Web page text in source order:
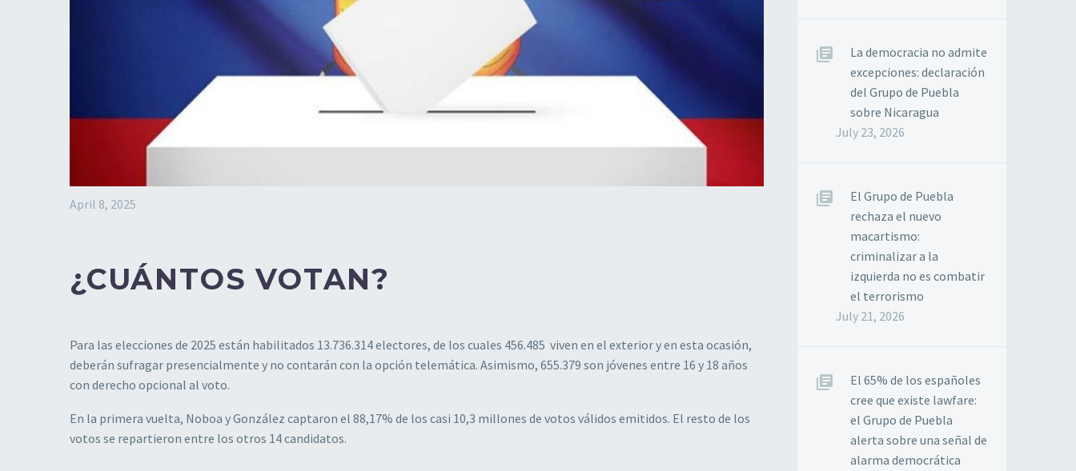
April 8, 2025
¿CUÁNTOS VOTAN?
Para las elecciones de 2025 están habilitados 13.736.314 electores, de los cuales 456.485 viven en el exterior y en esta ocasión,
deberán sufragar presencialmente y no contarán con la opción telemática. Asimismo, 655.379 son jóvenes entre 16 y 18 años
con derecho opcional al voto.
En la primera vuelta, Noboa y González captaron el 88,17% de los casi 10,3 millones de votos válidos emitidos. El resto de los
votos se repartieron entre los otros 14 candidatos.
La democracia no admite
excepciones: declaración
del Grupo de Puebla
sobre Nicaragua
July 23, 2026
El Grupo de Puebla
rechaza el nuevo
macartismo:
criminalizar a la
izquierda no es combatir
el terrorismo
July 21, 2026
El 65% de los españoles
cree que existe lawfare:
el Grupo de Puebla
alerta sobre una señal de
alarma democrática